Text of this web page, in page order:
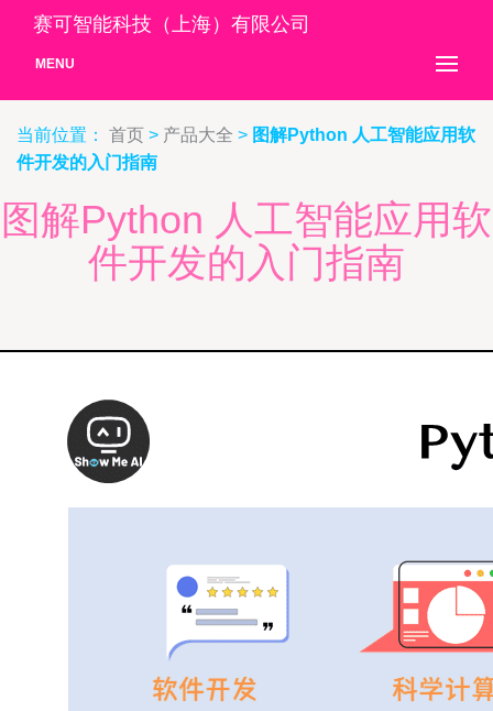
赛可智能科技（上海）有限公司
MENU
当前位置： 首页 > 产品大全 > 图解Python 人工智能应用软
件开发的入门指南
图解Python 人工智能应用软
件开发的入门指南